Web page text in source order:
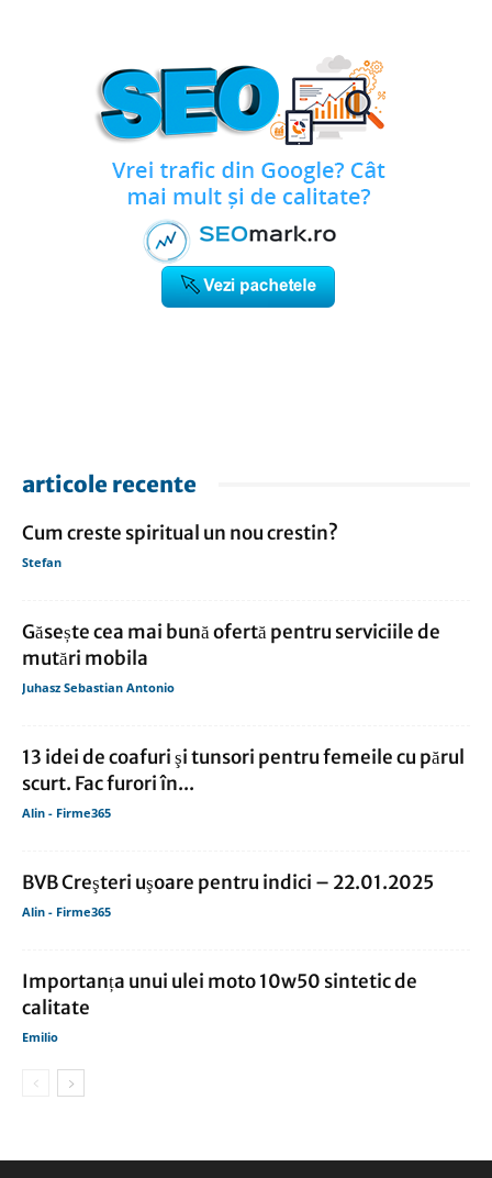
articole recente
Cum creste spiritual un nou crestin?
Stefan
Găsește cea mai bună ofertă pentru serviciile de
mutări mobila
Juhasz Sebastian Antonio
13 idei de coafuri şi tunsori pentru femeile cu părul
scurt. Fac furori în...
Alin - Firme365
BVB Creşteri uşoare pentru indici – 22.01.2025
Alin - Firme365
Importanța unui ulei moto 10w50 sintetic de
calitate
Emilio